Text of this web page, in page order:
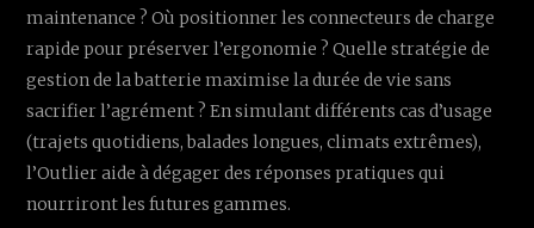
maintenance ? Où positionner les connecteurs de charge
rapide pour préserver l’ergonomie ? Quelle stratégie de
gestion de la batterie maximise la durée de vie sans
sacrifier l’agrément ? En simulant différents cas d’usage
(trajets quotidiens, balades longues, climats extrêmes),
l’Outlier aide à dégager des réponses pratiques qui
nourriront les futures gammes.